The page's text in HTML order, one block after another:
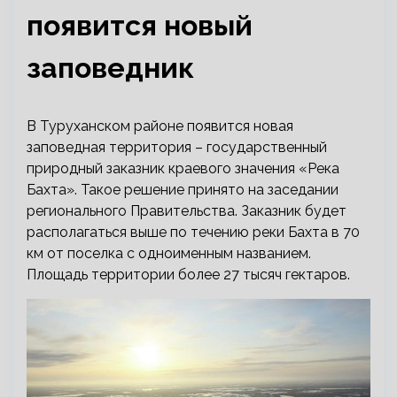
появится новый
заповедник
В Туруханском районе появится новая
заповедная территория – государственный
природный заказник краевого значения «Река
Бахта». Такое решение принято на заседании
регионального Правительства. Заказник будет
располагаться выше по течению реки Бахта в 70
км от поселка с одноименным названием.
Площадь территории более 27 тысяч гектаров.